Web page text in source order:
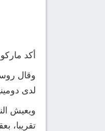
أكد
وقال
لدى
تقريبا،